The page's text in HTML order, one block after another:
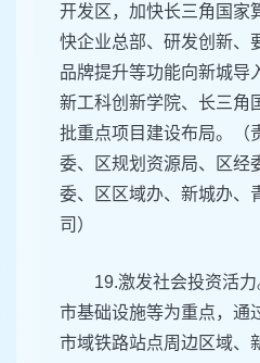
开发区，加快长三角国家
快企业总部、研发创新、
品牌提升等功能向新城导
新工科创新学院、长三角
批重点项目建设布局。（
委、区规划资源局、区经
委、区区域办、新城办、
司）
19.激发社会投资活
市基础设施等为重点，通
市域铁路站点周边区域、